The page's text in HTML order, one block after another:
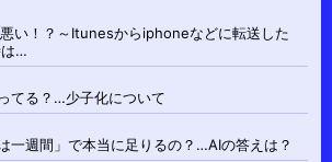
い！？～Itunesからiphoneなどに転送した
は…
てる？…少子化について
一週間」で本当に足りるの？…AIの答えは？